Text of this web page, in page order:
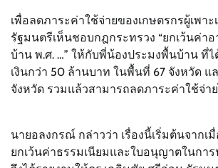
เพื่อลดภาระค่าใช้จ่ายของเกษตรกรผู้เพ
รัฐมนตรีเห็นชอบกฎกระทรวง “ยกเว้นค่
บ้าน พ.ศ. …” ให้กับพี่น้องประมงพื้นบ้าน ที่ไ
เงินกว่า 50 ล้านบาท ในพื้นที่ 67 จังหวัด
จังหวัด รวมแล้วสามารถลดภาระค่าใช้จ่า
นายอลงกรณ์ กล่าวว่า เรื่องนี้เริ่มต้นจาก
ยกเว้นค่าธรรมเนียมและใบอนุญาตในกา